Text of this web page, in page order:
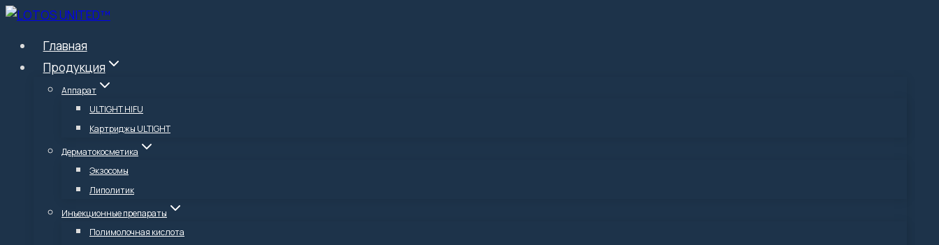
Перейти
содержимому
Главная
Продукция
Аппарат
ULTIGHT HIFU
Картриджы ULTIGHT
Дерматокосметика
Экзосомы
Липолитик
Инъекционные препараты
Полимолочная кислота